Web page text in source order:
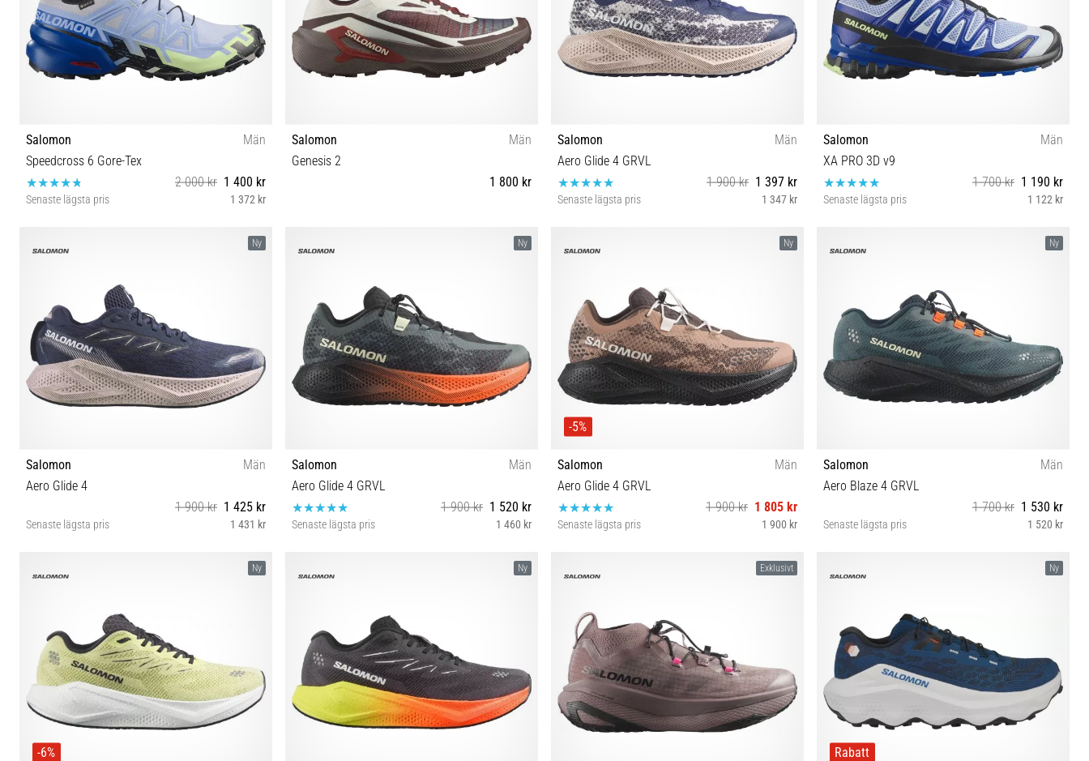
Salomon
Män
Speedcross 6 Gore-Tex
2 000 kr 1 400 kr
Senaste lägsta pris 1 372 kr
Salomon
Män
Genesis 2
1 800 kr
Salomon
Män
Aero Glide 4 GRVL
1 900 kr 1 397 kr
Senaste lägsta pris 1 347 kr
Salomon
Män
XA PRO 3D v9
1 700 kr 1 190 kr
Senaste lägsta pris 1 122 kr
Ny
Salomon
Män
Aero Glide 4
1 900 kr 1 425 kr
Senaste lägsta pris 1 431 kr
Ny
Salomon
Män
Aero Glide 4 GRVL
1 900 kr 1 520 kr
Senaste lägsta pris 1 460 kr
Ny
-5%
Salomon
Män
Aero Glide 4 GRVL
1 900 kr 1 805 kr
Senaste lägsta pris 1 900 kr
41⅓ 42 42⅔ 43⅓ 44 44⅔ 45⅓ 46 46⅔ 47⅓
Ny
Salomon
Män
Aero Blaze 4 GRVL
1 700 kr 1 530 kr
Senaste lägsta pris 1 520 kr
Ny
-6%
Ny Exklusivt Ny
Rabatt